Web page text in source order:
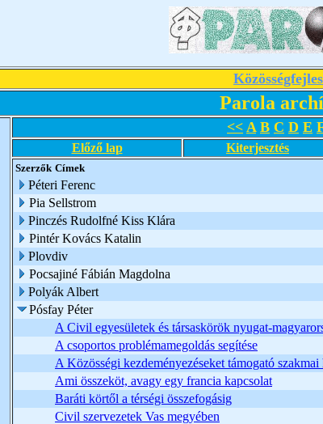
Parola
<< A B C D E
Előző lap Kiterjesztés
Szerzők Címek
Péteri Ferenc
Pia Sellstrom
Pinczés Rudolfné Kiss Klára
Pintér Kovács Katalin
Plovdiv
Pocsajiné Fábián Magdolna
Polyák Albert
Pósfay Péter
A Civil egyesületek és társaskörök nyugat-
A csoportos problémamegoldás segítése
A Közösségi kezdeményezéseket támogató
Ami összeköt, avagy egy francia kapcsolat
Baráti körtől a térségi összefogásig
Civil szervezetek Vas megyében